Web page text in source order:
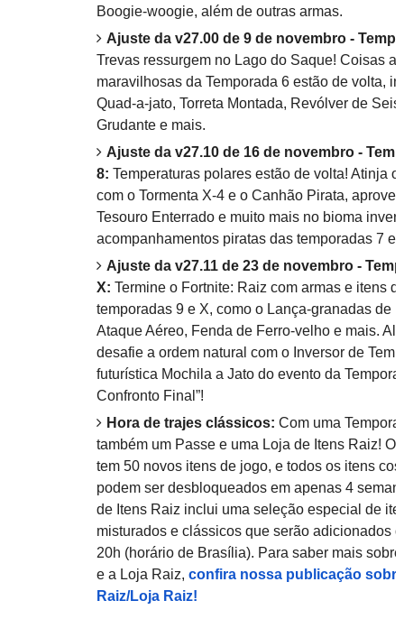
Boogie-woogie, além de outras armas.
Ajuste da v27.00 de 9 de novembro -
Trevas ressurgem no Lago do Saque! Coisas
maravilhosas da Temporada 6 estão de volta,
Quad-a-jato, Torreta Montada, Revólver de Seis
Grudante e mais.
Ajuste da v27.10 de 16 de novembro -
8: Temperaturas polares estão de volta! Atinja
com o Tormenta X-4 e o Canhão Pirata,
Tesouro Enterrado e muito mais no bioma
acompanhamentos piratas das temporadas 7 e
Ajuste da v27.11 de 23 de novembro -
X: Termine o Fortnite: Raiz com armas e itens
temporadas 9 e X, como o Lança-granadas de
Ataque Aéreo, Fenda de Ferro-velho e mais.
desafie a ordem natural com o Inversor de
futurística Mochila a Jato do evento da
Confronto Final”!
Hora de trajes clássicos: Com uma
também um Passe e uma Loja de Itens Raiz! O
tem 50 novos itens de jogo, e todos os itens
podem ser desbloqueados em apenas 4
de Itens Raiz inclui uma seleção especial de
misturados e clássicos que serão adicionados
20h (horário de Brasília). Para saber mais
e a Loja Raiz, confira nossa publicação
Raiz/Loja Raiz!